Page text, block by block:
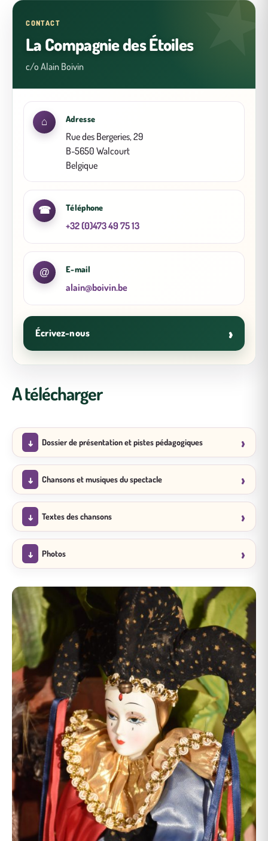
CONTACT
La Compagnie des Étoiles
c/o Alain Boivin
⌂ Adresse
Rue des Bergeries, 29
B-5650 Walcourt
Belgique
☎ Téléphone
+32 (0)473 49 75 13
@ E-mail
alain@boivin.be
Écrivez-nous ›
A télécharger
Dossier de présentation et pistes pédagogiques
Chansons et musiques du spectacle
Textes des chansons
Photos